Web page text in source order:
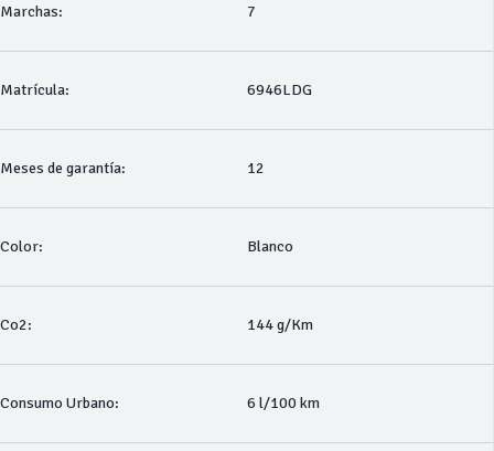
Marchas: 7
Matrícula: 6946LDG
Meses de garantía: 12
Color: Blanco
Co2: 144 g/Km
Consumo Urbano: 6 l/100 km